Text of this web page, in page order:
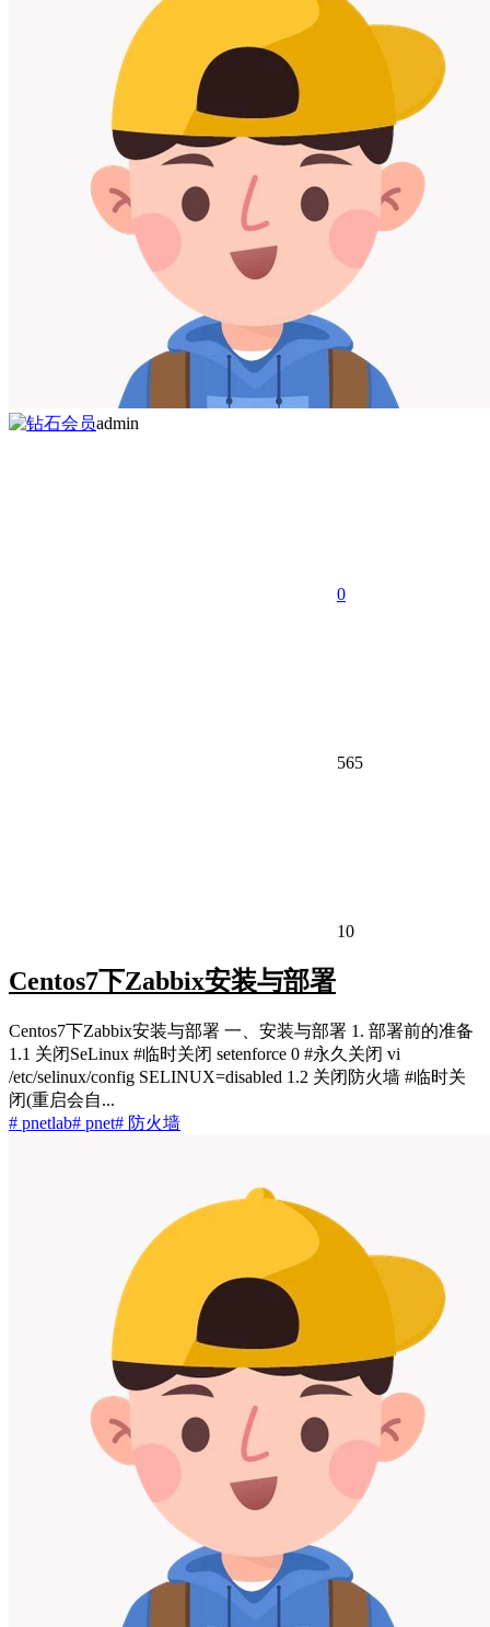
admin
0
565
10
Centos7下Zabbix安装与部署
Centos7下Zabbix安装与部署 一、安装与部署 1. 部署前的准备
1.1 关闭SeLinux #临时关闭 setenforce 0 #永久关闭 vi
/etc/selinux/config SELINUX=disabled 1.2 关闭防火墙 #临时关
闭(重启会自...
# pnetlab# pnet# 防火墙